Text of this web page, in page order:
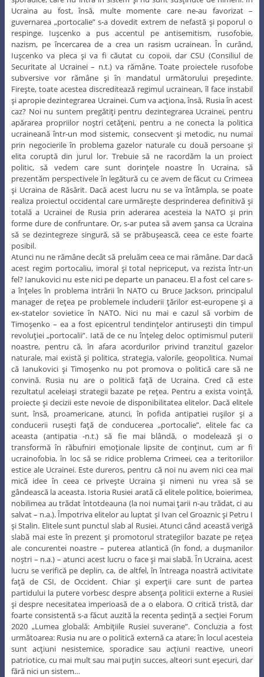
Ucraina au fost, însă, multe momente care ne-au favorizat –
guvernarea „portocalie” s-a dovedit extrem de nefastă şi poporul o
respinge. Iuşcenko a pus accentul pe antisemitism, rusofobie,
nazism, pe încercarea de a crea un rasism ucrainean. În curând,
Iuşcenko va pleca şi va fi căutat cu copoii, dar CSU (Consiliul de
Securitate al Ucrainei – n.t.) va rămâne. Toate proiectele rusofobe
subversive vor rămâne şi în mandatul următorului preşedinte.
Fireşte, toate acestea discreditează regimul ucrainean, îl face instabil
şi apropie dezintegrarea Ucrainei. Cum va acţiona, însă, Rusia în acest
caz? Noi nu suntem pregătiţi pentru dezintegrarea Ucrainei, pentru
apărarea propriilor noştri cetăţeni, pentru a ne conecta la politica
ucraineană într-un mod sistemic, consecvent şi metodic, nu numai
prin negocierile în problema gazelor naturale cu două persoane şi
elita coruptă din jurul lor. Trebuie să ne racordăm la un proiect
politic, să vedem care sunt dorinţele noastre în Ucraina, să
prezentăm perspectivele în legătură cu ce avem de făcut cu Crimeea
şi Ucraina de Răsărit. Dacă acest lucru nu se va întâmpla, se poate
realiza proiectul occidental care urmăreşte desprinderea definitivă şi
totală a Ucrainei de Rusia prin aderarea acesteia la NATO şi prin
forme dure de confruntare. Or, s-ar putea să avem şansa ca Ucraina
să se dezintegreze singură, să se prăbuşească, ceea ce este foarte
posibil.
Atunci nu ne rămâne decât să preluăm ceea ce mai rămâne. Dar dacă
acest regim portocaliu, imoral şi total nepriceput, va rezista într-un
fel? Ianukovici nu este nici pe departe un panaceu. El a fost cel care s-
a înţeles în problema intrării în NATO cu Bruce Jackson, principalul
manager de reţea pe problemele includerii ţărilor est-europene şi a
ex-statelor sovietice în NATO. Nici nu mai e cazul să vorbim de
Timoşenko – ea a fost epicentrul tendinţelor antiruseşti din timpul
revoluţiei „portocalii”. Iată de ce nu înţeleg deloc optimismul puterii
noastre, pentru că, în afara acordurilor privind tranzitul gazelor
naturale, mai există şi politica, strategia, valorile, geopolitica. Numai
că Ianukovici şi Timoşenko nu pot promova o politică care să ne
convină. Rusia nu are o politică faţă de Ucraina. Cred că este
rezultatul aceleiaşi strategii bazate pe reţea. Pentru a exista voinţă,
proiecte şi decizii este nevoie de disponibilitatea elitelor. Dacă elitele
sunt, însă, proamericane, atunci, în pofida antipatiei ruşilor şi a
conducerii ruseşti faţă de conducerea „portocalie”, elitele fac ca
aceasta (antipatia -n.t.) să fie mai blândă, o modelează şi o
transformă în răbufniri emoţionale lipsite de conţinut, cum ar fi
ucrainofobia, în loc să se ridice problema Crimeei, cea a teritoriilor
estice ale Ucrainei. Este dureros, pentru că noi nu avem nici cea mai
mică idee în ceea ce priveşte Ucraina şi nimeni nu vrea să se
gândească la aceasta. Istoria Rusiei arată că elitele politice, boierimea,
nobilimea au trădat întotdeauna (la noi numai ţarii n-au trădat, ci au
salvat – n.a.). Împotriva elitelor au luptat şi Ivan cel Groaznic şi Petru I
şi Stalin. Elitele sunt punctul slab al Rusiei. Atunci când această verigă
slabă mai este în prezent şi promotorul strategiilor bazate pe reţea
ale concurentei noastre – puterea atlantică (în fond, a duşmanilor
noştri – n.a.) – atunci acest lucru o face şi mai slabă. În Ucraina, acest
lucru se verifică pe deplin, ca, de altfel, în întreaga noastră activitate
faţă de CSI, de Occident. Chiar şi experţii care sunt de partea
partidului la putere vorbesc despre absenţa politicii externe a Rusiei
şi despre necesitatea imperioasă de a o elabora. O critică tristă, dar
foarte consistentă s-a făcut auzită la recenta şedinţă a secţiei Forum
2020 „Lumea globală: Ambiţiile Rusiei suverane”. Concluzia a fost
următoarea: Rusia nu are o politică externă ca atare; în locul acesteia
sunt acţiuni nesistemice, sporadice sau acţiuni reactive, uneori
patriotice, cu mai mult sau mai puţin succes, alteori sunt eşecuri, dar
fără nici un sistem…